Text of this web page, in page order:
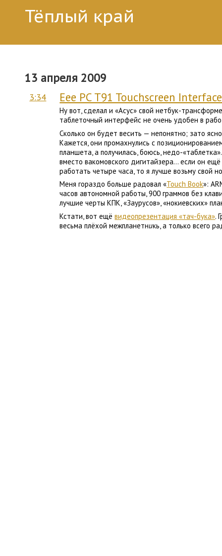
Тёплый край
13 апреля 2009
3:34 Eee PC T91 Touchscreen
Ну вот, сделал и «Асус» свой нетбук-
таблеточный интерфейс не очень удобен в
Сколько он будет весить — непонятно; зато
Кажется, они промахнулись с
планшета, а получилась, боюсь, недо-
вместо вакомовского дигитайзера… если он
работать четыре часа, то я лучше возьму свой
Меня гораздо больше радовал «Touch Book»:
часов автономной работы, 900 граммов без
лучшие черты КПК, «Заурусов», «нокиевских»
Кстати, вот ещёвидеопрезентация «тач-бука».
весьма плёхой межпланетникь, а только всего